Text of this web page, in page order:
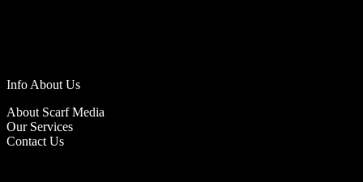
Info About Us
About Scarf Media
Our Services
Contact Us